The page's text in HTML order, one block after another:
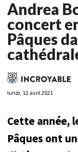
Andrea
concert
Pâques
lundi, 12 avril 2021
Cette année,
Pâques ont